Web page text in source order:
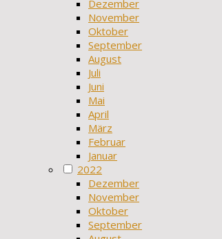
Dezember
November
Oktober
September
August
Juli
Juni
Mai
April
März
Februar
Januar
2022
Dezember
November
Oktober
September